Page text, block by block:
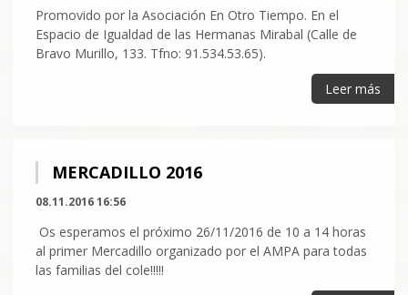
Promovido por la Asociación En Otro Tiempo. En el
Espacio de Igualdad de las Hermanas Mirabal (Calle de
Bravo Murillo, 133. Tfno: 91.534.53.65).
Leer más
MERCADILLO 2016
08.11.2016 16:56
Os esperamos el próximo 26/11/2016 de 10 a 14 horas
al primer Mercadillo organizado por el AMPA para todas
las familias del cole!!!!!